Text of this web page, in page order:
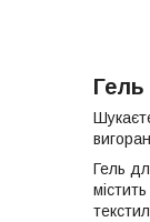
Гель